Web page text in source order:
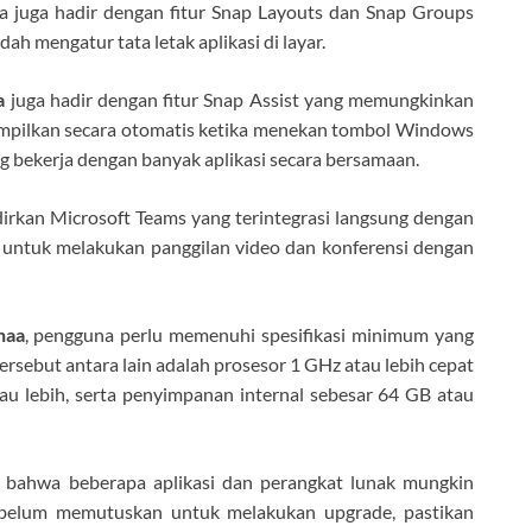
juga hadir dengan fitur Snap Layouts dan Snap Groups
mengatur tata letak aplikasi di layar.
juga hadir dengan fitur Snap Assist yang memungkinkan
secara otomatis ketika menekan tombol Windows
dengan banyak aplikasi secara bersamaan.
Microsoft Teams yang terintegrasi langsung dengan
melakukan panggilan video dan konferensi dengan
, pengguna perlu memenuhi spesifikasi minimum yang
antara lain adalah prosesor 1 GHz atau lebih cepat
lebih, serta penyimpanan internal sebesar 64 GB atau
beberapa aplikasi dan perangkat lunak mungkin
memutuskan untuk melakukan upgrade, pastikan